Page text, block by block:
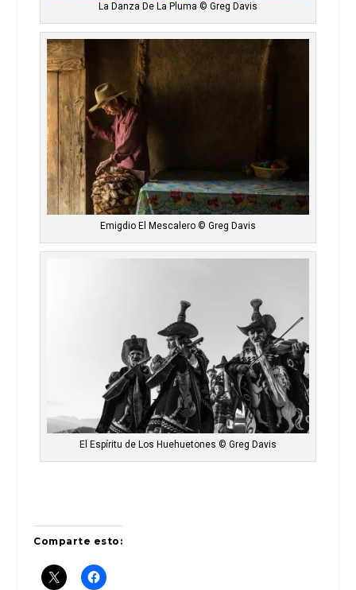
La Danza De La Pluma © Greg Davis
Emigdio El Mescalero © Greg Davis
El Espíritu de Los Huehuetones © Greg Davis
Comparte esto: